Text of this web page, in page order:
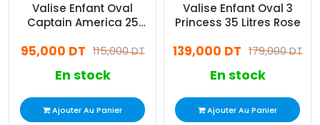
Valise Enfant Oval
Captain America 25
115,000 DT
95,000 DT
En stock
Ajouter Au Panier
Valise Enfant Oval 3
Princess 35 Litres Rose
179,000 DT
139,000 DT
En stock
Ajouter Au Panier